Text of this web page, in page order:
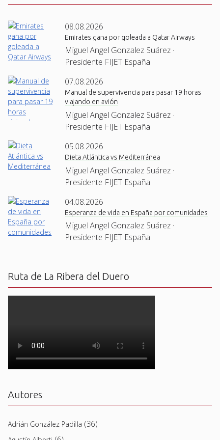
08.08.2026
Emirates gana por goleada a Qatar Airways
Miguel Angel Gonzalez Suárez ·
Presidente FIJET España
07.08.2026
Manual de supervivencia para pasar 19 horas
viajando en avión
Miguel Angel Gonzalez Suárez ·
Presidente FIJET España
05.08.2026
Dieta Atlántica vs Mediterránea
Miguel Angel Gonzalez Suárez ·
Presidente FIJET España
04.08.2026
Esperanza de vida en España por comunidades
Miguel Angel Gonzalez Suárez ·
Presidente FIJET España
Ruta de La Ribera del Duero
Autores
Adrián González Padilla (36)